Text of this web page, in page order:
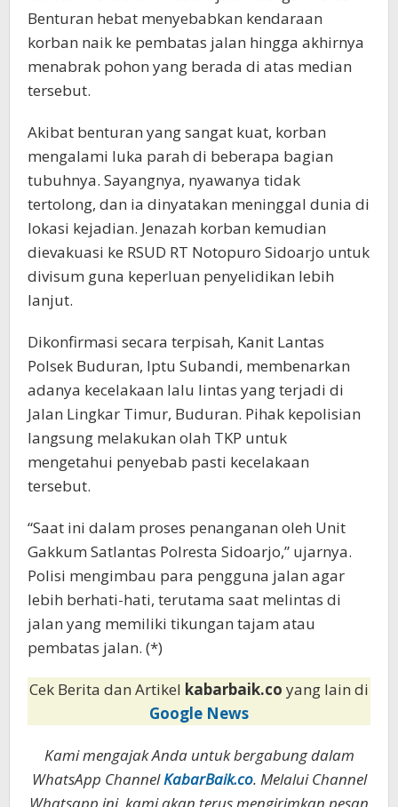
Benturan hebat menyebabkan kendaraan
korban naik ke pembatas jalan hingga akhirnya
menabrak pohon yang berada di atas median
tersebut.
Akibat benturan yang sangat kuat, korban
mengalami luka parah di beberapa bagian
tubuhnya. Sayangnya, nyawanya tidak
tertolong, dan ia dinyatakan meninggal dunia di
lokasi kejadian. Jenazah korban kemudian
dievakuasi ke RSUD RT Notopuro Sidoarjo untuk
divisum guna keperluan penyelidikan lebih
lanjut.
Dikonfirmasi secara terpisah, Kanit Lantas
Polsek Buduran, Iptu Subandi, membenarkan
adanya kecelakaan lalu lintas yang terjadi di
Jalan Lingkar Timur, Buduran. Pihak kepolisian
langsung melakukan olah TKP untuk
mengetahui penyebab pasti kecelakaan
tersebut.
“Saat ini dalam proses penanganan oleh Unit
Gakkum Satlantas Polresta Sidoarjo,” ujarnya.
Polisi mengimbau para pengguna jalan agar
lebih berhati-hati, terutama saat melintas di
jalan yang memiliki tikungan tajam atau
pembatas jalan. (*)
Cek Berita dan Artikel kabarbaik.co yang lain di
Google News
Kami mengajak Anda untuk bergabung dalam
WhatsApp ChannelKabarBaik.co. Melalui Channel